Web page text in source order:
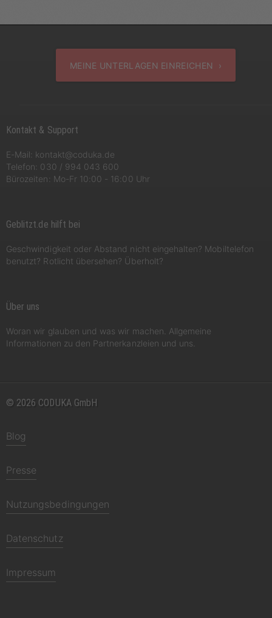
MEINE UNTERLAGEN EINREICHEN ›
Kontakt & Support
E-Mail: kontakt@coduka.de
Telefon: 030 / 994 043 600
Bürozeiten: Mo-Fr 10:00 - 16:00 Uhr
Geblitzt.de hilft bei
Geschwindigkeit oder Abstand nicht eingehalten? Mobiltelefon
benutzt? Rotlicht übersehen? Überholt?
Über uns
Woran wir glauben und was wir machen. Allgemeine
Informationen zu den Partnerkanzleien und uns.
© 2026 CODUKA GmbH
Blog
Presse
Nutzungsbedingungen
Datenschutz
Impressum